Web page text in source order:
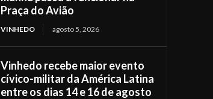
Praça do Avião
VINHEDO agosto 5, 2026
Vinhedo recebe maior evento
cívico-militar da América Latina
entre os dias 14 e 16 de agosto